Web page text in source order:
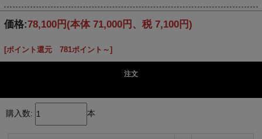
価格:78,100円 (本体 71,000円、税 7,100円)
[ポイント還元 781ポイント～]
注文
購入数: 本